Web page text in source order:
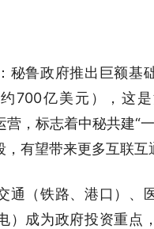
秘鲁政府推出巨额基
约700亿美元），这
，标志着中秘共建“
有望带来更多互联互
通（铁路、港口）、
）成为政府投资重点